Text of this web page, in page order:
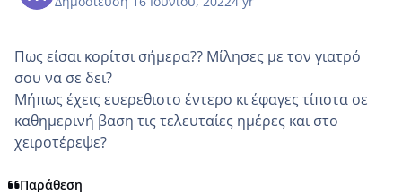
Πως είσαι κορίτσι σήμερα?? Μίλησες με τον γιατρό
σου να σε δει?
Μήπως έχεις ευερεθιστο έντερο κι έφαγες τίποτα σε
καθημερινή βαση τις τελευταίες ημέρες και στο
χειροτέρεψε?
Παράθεση